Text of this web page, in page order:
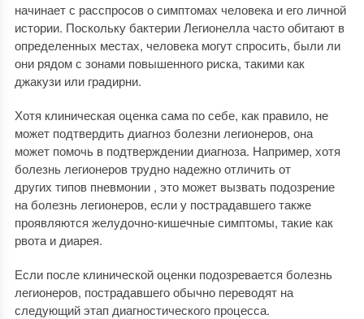
начинает с расспросов о симптомах человека и его личной
истории. Поскольку бактерии Легионелла часто обитают в
определенных местах, человека могут спросить, были ли
они рядом с зонами повышенного риска, такими как
джакузи или градирни.
Хотя клиническая оценка сама по себе, как правило, не
может подтвердить диагноз болезни легионеров, она
может помочь в подтверждении диагноза. Например, хотя
болезнь легионеров трудно надежно отличить от
других типов пневмонии , это может вызвать подозрение
на болезнь легионеров, если у пострадавшего также
проявляются желудочно-кишечные симптомы, такие как
рвота и диарея.
Если после клинической оценки подозревается болезнь
легионеров, пострадавшего обычно переводят на
следующий этап диагностического процесса.